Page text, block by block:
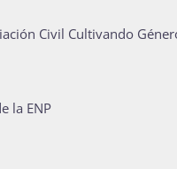
Civil Cultivando
la ENP